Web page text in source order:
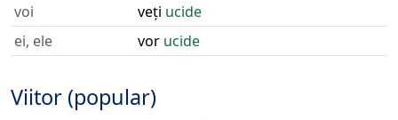
voi
veți ucide
ei, ele
vor ucide
Viitor (popular)